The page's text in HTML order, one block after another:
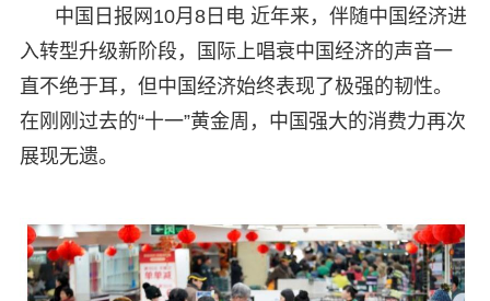
中国日报网10月8日电 近年来，伴随中国经济进
入转型升级新阶段，国际上唱衰中国经济的声音一
直不绝于耳，但中国经济始终表现了极强的韧性。
在刚刚过去的“十一”黄金周，中国强大的消费力再次
展现无遗。